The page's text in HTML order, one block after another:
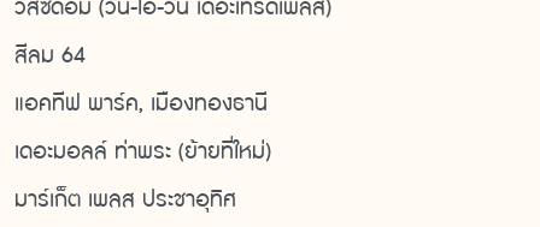
สีลม 64
แอคทีฟ พาร์ค, เมืองทองธานี
เดอะมอลล์ ท่าพระ (ย้ายที่ใหม่)
มาร์เก็ต เพลส ประชาอุทิศ